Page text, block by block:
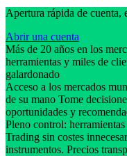
Apertura rápida de cuenta,
Abrir una cuenta
Más de 20 años en los
herramientas y miles de
galardonado
Acceso a los mercados
de su mano Tome
oportunidades y
Pleno control:
Trading sin costes
instrumentos. Precios